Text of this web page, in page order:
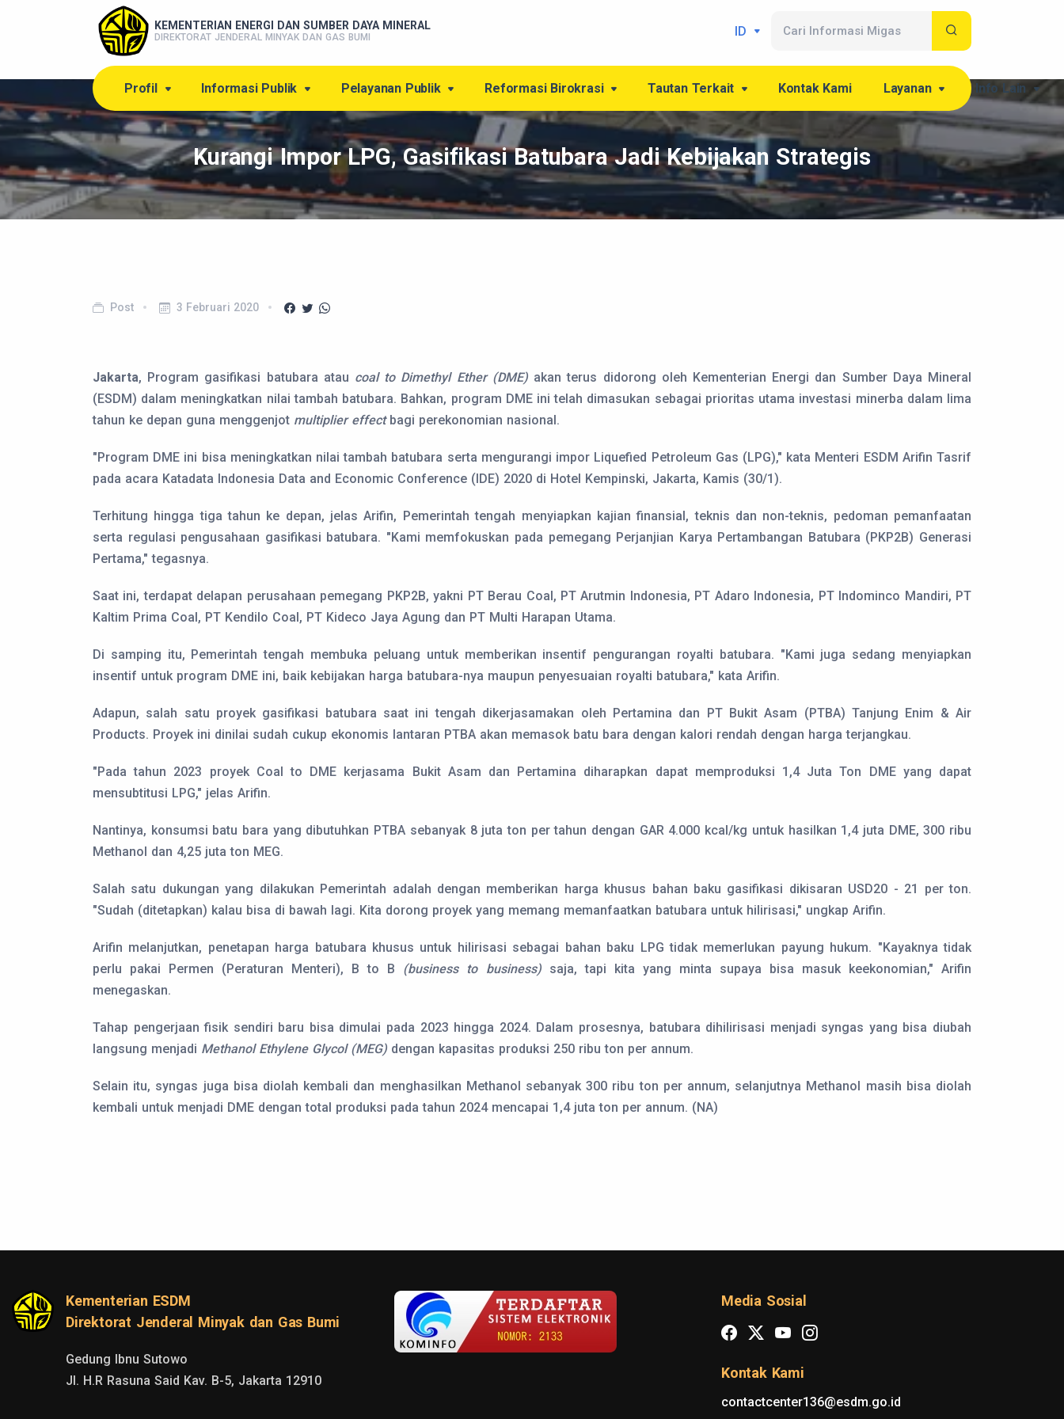
KEMENTERIAN ENERGI DAN SUMBER DAYA MINERAL
DIREKTORAT JENDERAL MINYAK DAN GAS BUMI ID
Profil Informasi Publik Pelayanan Publik Reformasi Birokrasi Tautan Terkait Kontak Kami Layanan Info Lain
Kurangi Impor LPG, Gasifikasi Batubara Jadi Kebijakan Strategis
Post 3 Februari 2020
Jakarta, Program gasifikasi batubara atau coal to Dimethyl Ether (DME)akan terus didorong oleh Kementerian Energi dan Sumber Daya Mineral
(ESDM) dalam meningkatkan nilai tambah batubara. Bahkan, program DME ini telah dimasukan sebagai prioritas utama investasi minerba dalam lima
tahun ke depan guna menggenjot multiplier effectbagi perekonomian nasional.
"Program DME ini bisa meningkatkan nilai tambah batubara serta mengurangi impor Liquefied Petroleum Gas (LPG)," kata Menteri ESDM Arifin Tasrif
pada acara Katadata Indonesia Data and Economic Conference (IDE) 2020 di Hotel Kempinski, Jakarta, Kamis (30/1).
Terhitung hingga tiga tahun ke depan, jelas Arifin, Pemerintah tengah menyiapkan kajian finansial, teknis dan non-teknis, pedoman pemanfaatan
serta regulasi pengusahaan gasifikasi batubara. "Kami memfokuskan pada pemegang Perjanjian Karya Pertambangan Batubara (PKP2B) Generasi
Pertama," tegasnya.
Saat ini, terdapat delapan perusahaan pemegang PKP2B, yakni PT Berau Coal, PT Arutmin Indonesia, PT Adaro Indonesia, PT Indominco Mandiri, PT
Kaltim Prima Coal, PT Kendilo Coal, PT Kideco Jaya Agung dan PT Multi Harapan Utama.
Di samping itu, Pemerintah tengah membuka peluang untuk memberikan insentif pengurangan royalti batubara. "Kami juga sedang menyiapkan
insentif untuk program DME ini, baik kebijakan harga batubara-nya maupun penyesuaian royalti batubara," kata Arifin.
Adapun, salah satu proyek gasifikasi batubara saat ini tengah dikerjasamakan oleh Pertamina dan PT Bukit Asam (PTBA) Tanjung Enim & Air
Products. Proyek ini dinilai sudah cukup ekonomis lantaran PTBA akan memasok batu bara dengan kalori rendah dengan harga terjangkau.
"Pada tahun 2023 proyek Coal to DME kerjasama Bukit Asam dan Pertamina diharapkan dapat memproduksi 1,4 Juta Ton DME yang dapat
mensubtitusi LPG," jelas Arifin.
Nantinya, konsumsi batu bara yang dibutuhkan PTBA sebanyak 8 juta ton per tahun dengan GAR 4.000 kcal/kg untuk hasilkan 1,4 juta DME, 300 ribu
Methanol dan 4,25 juta ton MEG.
Salah satu dukungan yang dilakukan Pemerintah adalah dengan memberikan harga khusus bahan baku gasifikasi dikisaran USD20 - 21 per ton.
"Sudah (ditetapkan) kalau bisa di bawah lagi. Kita dorong proyek yang memang memanfaatkan batubara untuk hilirisasi," ungkap Arifin.
Arifin melanjutkan, penetapan harga batubara khusus untuk hilirisasi sebagai bahan baku LPG tidak memerlukan payung hukum. "Kayaknya tidak
perlu pakai Permen (Peraturan Menteri), B to B (business to business)saja, tapi kita yang minta supaya bisa masuk keekonomian," Arifin
menegaskan.
Tahap pengerjaan fisik sendiri baru bisa dimulai pada 2023 hingga 2024. Dalam prosesnya, batubara dihilirisasi menjadi syngas yang bisa diubah
langsung menjadi Methanol Ethylene Glycol (MEG) dengan kapasitas produksi 250 ribu ton per annum.
Selain itu, syngas juga bisa diolah kembali dan menghasilkan Methanol sebanyak 300 ribu ton per annum, selanjutnya Methanol masih bisa diolah
kembali untuk menjadi DME dengan total produksi pada tahun 2024 mencapai 1,4 juta ton per annum. (NA)
Kementerian ESDM
Direktorat Jenderal Minyak dan Gas Bumi
Gedung Ibnu Sutowo
Jl. H.R Rasuna Said Kav. B-5, Jakarta 12910
Media Sosial
Kontak Kami
contactcenter136@esdm.go.id